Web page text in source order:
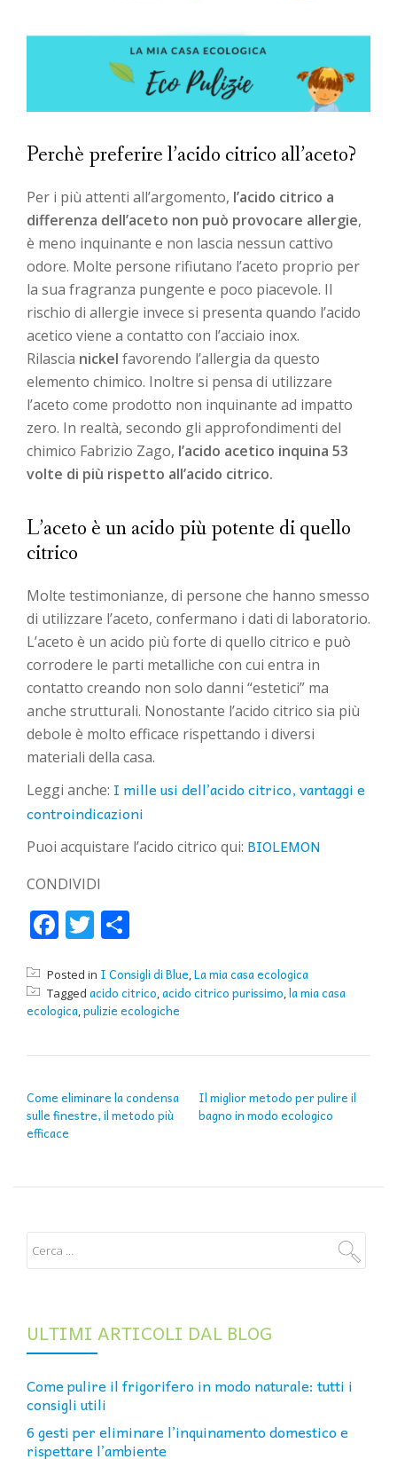
Perchè preferire l’acido citrico all’aceto?
Per i più attenti all’argomento, l’acido citrico a
differenza dell’aceto non può provocare allergie,
è meno inquinante e non lascia nessun cattivo
odore. Molte persone rifiutano l’aceto proprio per
la sua fragranza pungente e poco piacevole. Il
rischio di allergie invece si presenta quando l’acido
acetico viene a contatto con l’acciaio inox.
Rilascia nickel favorendo l’allergia da questo
elemento chimico. Inoltre si pensa di utilizzare
l’aceto come prodotto non inquinante ad impatto
zero. In realtà, secondo gli approfondimenti del
chimico Fabrizio Zago, l’acido acetico inquina 53
volte di più rispetto all’acido citrico.
L’aceto è un acido più potente di quello
citrico
Molte testimonianze, di persone che hanno smesso
di utilizzare l’aceto, confermano i dati di laboratorio.
L’aceto è un acido più forte di quello citrico e può
corrodere le parti metalliche con cui entra in
contatto creando non solo danni “estetici” ma
anche strutturali. Nonostante l’acido citrico sia più
debole è molto efficace rispettando i diversi
materiali della casa.
Leggi anche: I mille usi dell’acido citrico, vantaggi e
controindicazioni
Puoi acquistare l’acido citrico qui: BIOLEMON
CONDIVIDI
FacebookTwitter
Posted in I Consigli di Blue La mia casa ecologica
Tagged acido citrico acido citrico purissimo la mia casa
ecologica pulizie ecologiche
Come eliminare la condensa
sulle finestre, il metodo più
efficace
Il miglior metodo per pulire il
bagno in modo ecologico
ULTIMI ARTICOLI DAL BLOG
Come pulire il frigorifero in modo naturale: tutti i
consigli utili
6 gesti per eliminare l’inquinamento domestico e
rispettare l’ambiente